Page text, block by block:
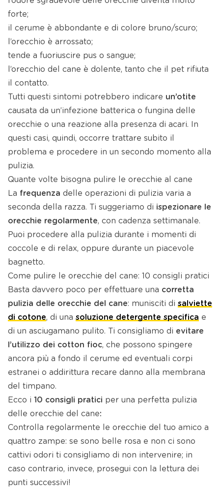
forte;
il cerume è abbondante e di colore bruno/scuro;
l’orecchio è arrossato;
tende a fuoriuscire pus o sangue;
l’orecchio del cane è dolente, tanto che il pet rifiuta
il contatto.
Tutti questi sintomi potrebbero indicare un’otite
causata da un’infezione batterica o fungina delle
orecchie o una reazione alla presenza di acari. In
questi casi, quindi, occorre trattare subito il
problema e procedere in un secondo momento alla
pulizia.
Quante volte bisogna pulire le orecchie al cane
La frequenza delle operazioni di pulizia varia a
seconda della razza. Ti suggeriamo di ispezionare le
orecchie regolarmente, con cadenza settimanale.
Puoi procedere alla pulizia durante i momenti di
coccole e di relax, oppure durante un piacevole
bagnetto.
Come pulire le orecchie del cane: 10 consigli pratici
Basta davvero poco per effettuare una corretta
pulizia delle orecchie del cane: munisciti di salviette
di cotone, di una soluzione detergente specifica e
di un asciugamano pulito. Ti consigliamo di evitare
l’utilizzo dei cotton fioc, che possono spingere
ancora più a fondo il cerume ed eventuali corpi
estranei o addirittura recare danno alla membrana
del timpano.
Ecco i 10 consigli pratici per una perfetta pulizia
delle orecchie del cane:
Controlla regolarmente le orecchie del tuo amico a
quattro zampe: se sono belle rosa e non ci sono
cattivi odori ti consigliamo di non intervenire; in
caso contrario, invece, prosegui con la lettura dei
punti successivi!